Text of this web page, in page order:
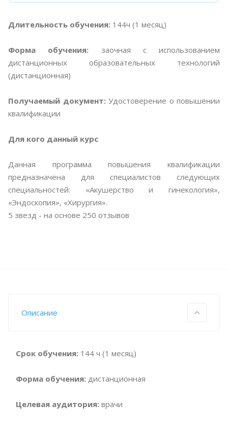
Длительность обучения: 144ч (1 месяц)
Форма обучения: заочная с использованием
дистанционных образовательных технологий
(дистанционная)
Получаемый документ: Удостоверение о повышении
квалификации
Для кого данный курс
Данная программа повышения квалификации
предназначена для специалистов следующих
специальностей: «Акушерство и гинекология»,
«Эндоскопия», «Хирургия».
5 звезд - на основе 250 отзывов
Описание
Срок обучения: 144 ч (1 месяц)
Форма обучения: дистанционная
Целевая аудитория: врачи